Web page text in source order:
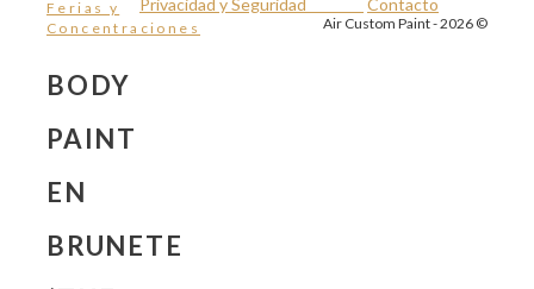
Ferias y
Concentraciones
BODY
PAINT
EN
BRUNETE
Privacidad y Seguridad
Contacto
Air Custom Paint - 2026 ©